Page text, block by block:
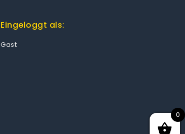
Eingeloggt als:
Gast
0